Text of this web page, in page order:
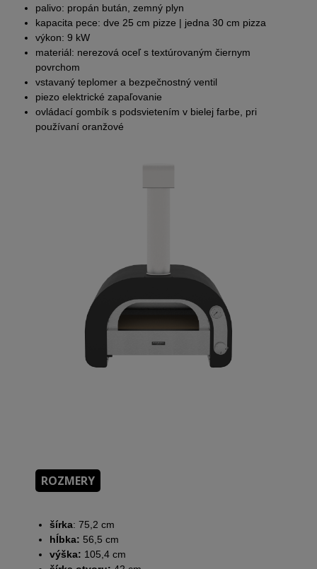
palivo: propán bután, zemný plyn
kapacita pece: dve 25 cm pizze | jedna 30 cm pizza
výkon: 9 kW
materiál: nerezová oceľ s textúrovaným čiernym
povrchom
vstavaný teplomer a bezpečnostný ventil
piezo elektrické zapaľovanie
ovládací gombík s podsvietením v bielej farbe, pri
používaní oranžové
ROZMERY
šírka: 75,2 cm
hĺbka: 56,5 cm
výška: 105,4 cm